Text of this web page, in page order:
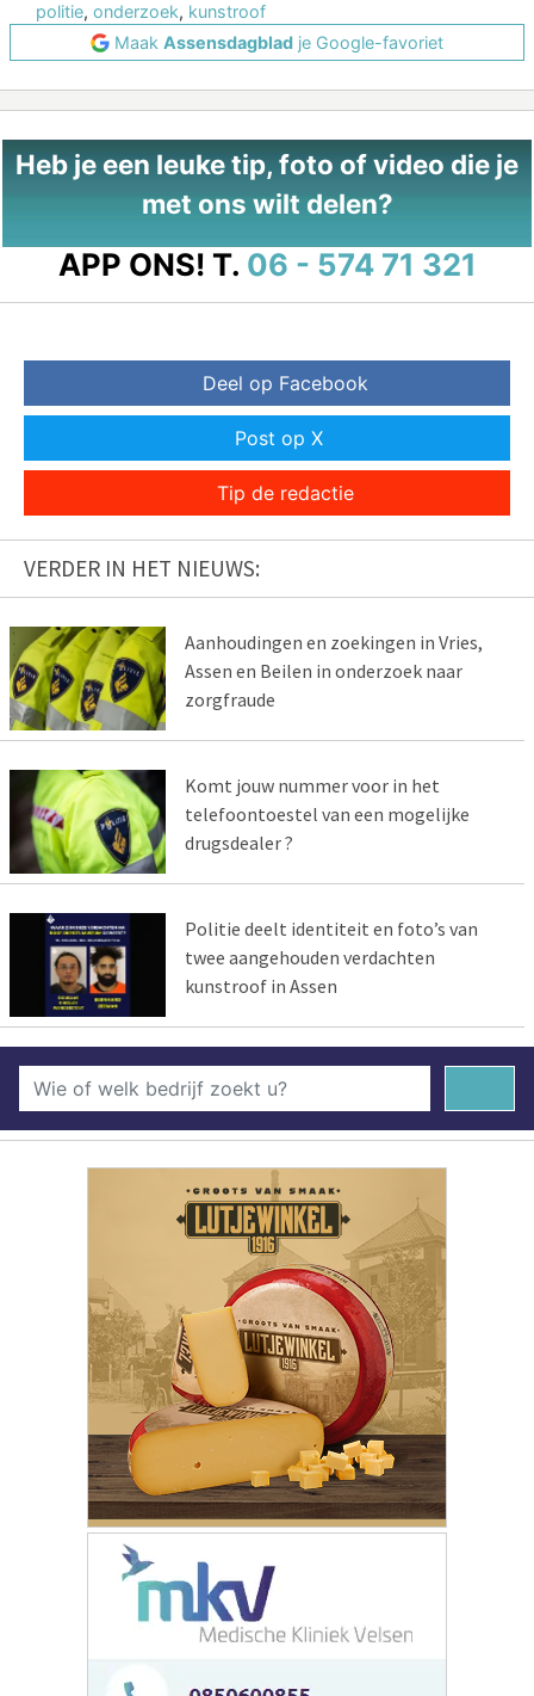
politie, onderzoek, kunstroof
Maak Assensdagblad je Google-favoriet
Heb je een leuke tip, foto of video die je
met ons wilt delen?
APP ONS! T. 06 - 574 71 321
Deel op Facebook
Post op X
Tip de redactie
VERDER IN HET NIEUWS:
Aanhoudingen en zoekingen in Vries,
Assen en Beilen in onderzoek naar
zorgfraude
Komt jouw nummer voor in het
telefoontoestel van een mogelijke
drugsdealer ?
Politie deelt identiteit en foto’s van
twee aangehouden verdachten
kunstroof in Assen